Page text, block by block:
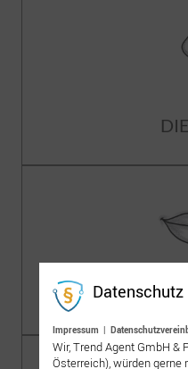
Datenschutz
Impressum |
Wir, Trend Agent GmbH
Österreich), würden